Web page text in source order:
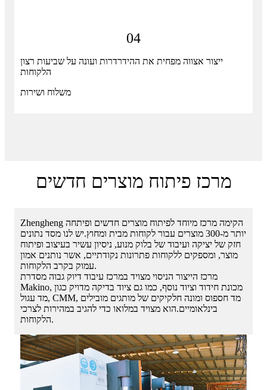
04
ייצור אצווה מפחית את ההידרדרות ועונה על שביעות רצון
הלקוחות
משלוח ושירות
מרכז פיתוח מוצרים חדשים
Zhengheng הקימה מרכז מיוחד לפיתוח מוצרים חדשים ופיתחה
יותר מ-300 מוצרים עבור לקוחות מבית ומחוץ.יש לנו מסד נתונים
חזק של יציקה ועיבוד של בלוק מנוע, ניסיון עשיר בעיצוב ופיתוח
מוצר, ומספקים ללקוחות פתרונות נקודתיים, אשר נותנים אמון
עמוק בקרב הלקוחות.
מרכז הייצור הניסוי מצויד במרכז עיבוד דיוק גבוה מסדרת
Makino, מכונת חידוד וציוד נוסף, כמו גם ציוד בדיקה מדויק כגון
מד עגול, CMM, מד חספוס ומונה חלקיקים של מותגים מובילים
בינלאומיים.הוא מצויד במלואו כדי להגיב במהירות לצרכי
הלקוחות.